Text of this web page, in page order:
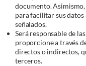
documento.
para facilitar sus datos
señalados.
Será responsable de
proporcione a través
directos o indirectos,
terceros.